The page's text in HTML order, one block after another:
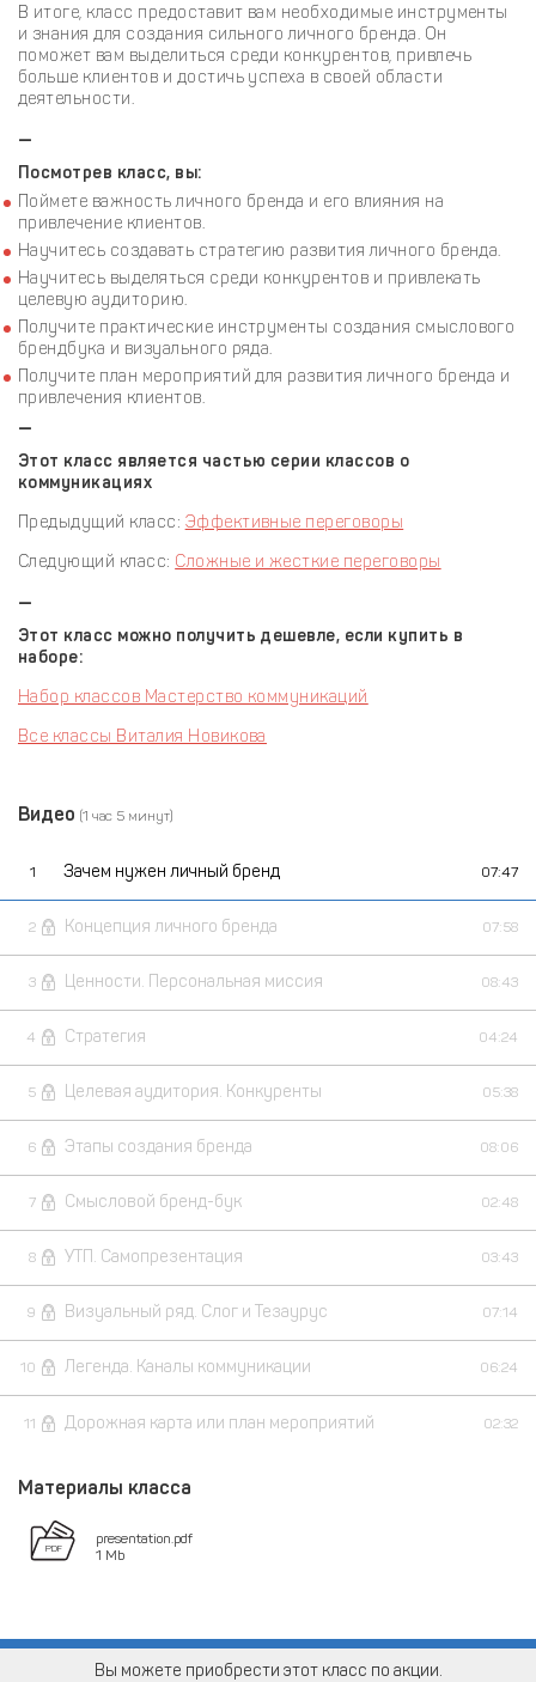
В итоге, класс предоставит вам необходимые инструменты
и знания для создания сильного личного бренда. Он
поможет вам выделиться среди конкурентов, привлечь
больше клиентов и достичь успеха в своей области
деятельности.
—
Посмотрев класс, вы:
Поймете важность личного бренда и его влияния на
привлечение клиентов.
Научитесь создавать стратегию развития личного бренда.
Научитесь выделяться среди конкурентов и привлекать
целевую аудиторию.
Получите практические инструменты создания смыслового
брендбука и визуального ряда.
Получите план мероприятий для развития личного бренда и
привлечения клиентов.
—
Этот класс является частью серии классов о
коммуникациях
Предыдущий класс: Эффективные переговоры
Следующий класс: Сложные и жесткие переговоры
—
Этот класс можно получить дешевле, если купить в
наборе:
Набор классов Мастерство коммуникаций
Все классы Виталия Новикова
Видео (1 час 5 минут)
1 Зачем нужен личный бренд 07:47
2 Концепция личного бренда 07:58
3 Ценности. Персональная миссия 08:43
4 Стратегия 04:24
5 Целевая аудитория. Конкуренты 05:38
6 Этапы создания бренда 08:06
7 Смысловой бренд-бук 02:48
8 УТП. Самопрезентация 03:43
9 Визуальный ряд. Слог и Тезаурус 07:14
10 Легенда. Каналы коммуникации 06:24
11 Дорожная карта или план мероприятий 02:32
Материалы класса
presentation.pdf
1 Mb
Вы можете приобрести этот класс по акции.